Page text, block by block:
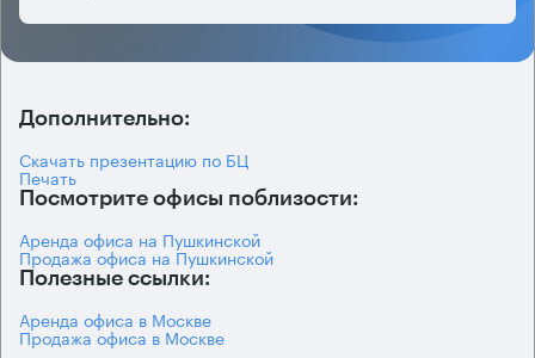
Дополнительно:
Скачать презентацию по БЦ
Печать
Посмотрите офисы поблизости:
Аренда офиса на Пушкинской
Продажа офиса на Пушкинской
Полезные ссылки:
Аренда офиса в Москве
Продажа офиса в Москве